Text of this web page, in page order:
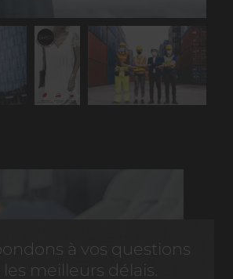
à vos questions
les meilleurs délais.